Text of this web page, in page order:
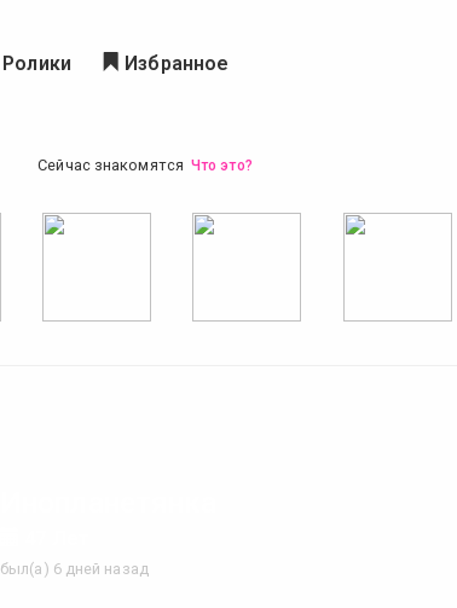
Ролики Избранное
Сейчас знакомятся Что это?
был(а) 6 дней назад